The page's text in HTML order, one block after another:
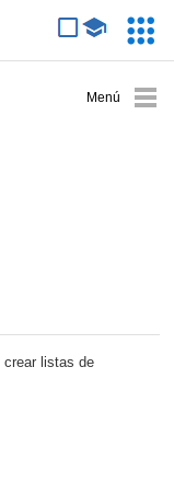
crear listas de